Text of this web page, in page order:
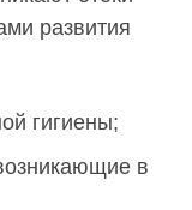
развития
гигиены;
в